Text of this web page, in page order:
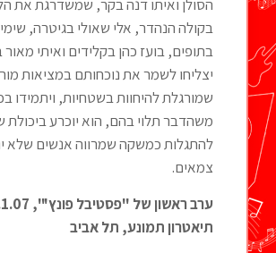
הסולן ואיתו דנה בקר, שמשדרגת את
בקולה הנהדר, אלי שאולי בגיטרה, שימי
בתופים, בועז כהן בקלידים ואיתי
יצליחו לשמר את נוכחותם במציאות
שמורגלת להיחוות בשטחיות, ויתמידו
משהדבר תלוי בהם, הוא יוכרע ביכולת
להתגלות כמשקה שמרווה אנשים שלא
צמאים.
תיאטרון תמונע, תל אביב